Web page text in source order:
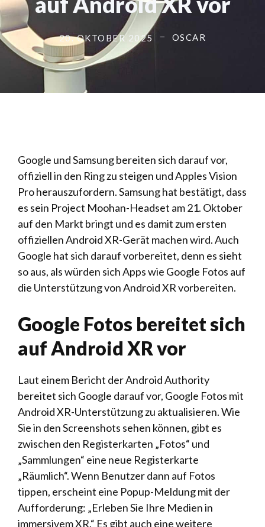
20. OKTOBER 2025 OSCAR
Google und Samsung bereiten sich darauf vor,
offiziell in den Ring zu steigen und Apples Vision
Pro herauszufordern. Samsung hat bestätigt, dass
es sein Project Moohan-Headset am 21. Oktober
auf den Markt bringt und es damit zum ersten
offiziellen Android XR-Gerät machen wird. Auch
Google hat sich darauf vorbereitet, denn es sieht
so aus, als würden sich Apps wie Google Fotos auf
die Unterstützung von Android XR vorbereiten.
Google Fotos bereitet sich
auf Android XR vor
Laut einem Bericht der Android Authority
bereitet sich Google darauf vor, Google Fotos mit
Android XR-Unterstützung zu aktualisieren. Wie
Sie in den Screenshots sehen können, gibt es
zwischen den Registerkarten „Fotos“ und
„Sammlungen“ eine neue Registerkarte
„Räumlich“. Wenn Benutzer dann auf Fotos
tippen, erscheint eine Popup-Meldung mit der
Aufforderung: „Erleben Sie Ihre Medien in
immersivem XR.“ Es gibt auch eine weitere